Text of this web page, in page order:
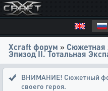
Xcraft форум » Сюжетная
Эпизод II. Тотальная
ВНИМАНИЕ! Сюжетный
своего героя.